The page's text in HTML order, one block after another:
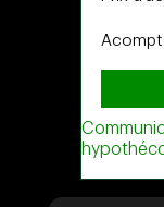
Message